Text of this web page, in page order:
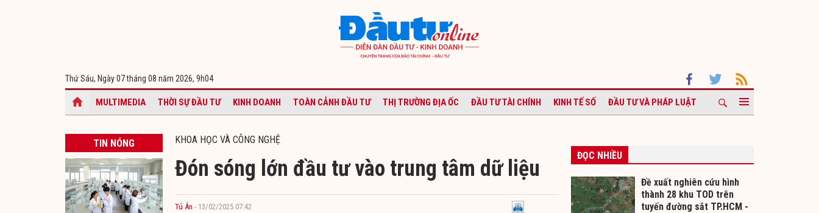
Thứ Sáu, Ngày 07 tháng 08 năm 2026, 9h04
MULTIMEDIA THỜI SỰ ĐẦU TƯ KINH DOANH TOÀN CẢNH ĐẦU TƯ THỊ TRƯỜNG ĐỊA ỐC ĐẦU TƯ TÀI CHÍNH KINH TẾ SỐ ĐẦU TƯ VÀ PHÁP LUẬT
TIN NÓNG KHOA HỌC VÀ CÔNG NGHỆ
Đón sóng lớn đầu tư vào trung tâm dữ liệu
Tú Ân - 13/02/2025 07:42
ĐỌC NHIỀU
Đề xuất nghiên cứu hình
thành 28 khu TOD trên
tuyến đường sắt TP.HCM -